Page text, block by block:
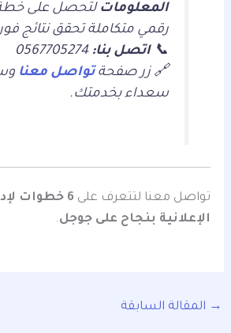
المعلومات لتحصل على
رقمي متكاملة تحقق نتائج
📞اتصل بنا: 0567705274
🔗 زر صفحةتواصل معنا
سعداء بخدمتك.
تواصل معنا لتتعرف على
6 خطوات
الإعلانية بنجاح على جوجل.
→ المقالة السابقة